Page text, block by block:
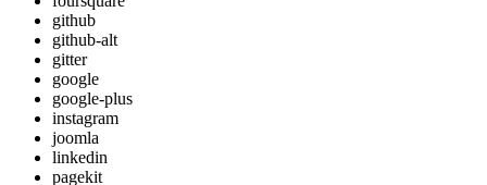
github
github-alt
gitter
google
google-plus
instagram
joomla
linkedin
pagekit